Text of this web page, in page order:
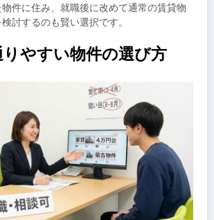
件に住み、就職後に改めて通常の賃貸物
討するのも賢い選択です。
やすい物件の選び方